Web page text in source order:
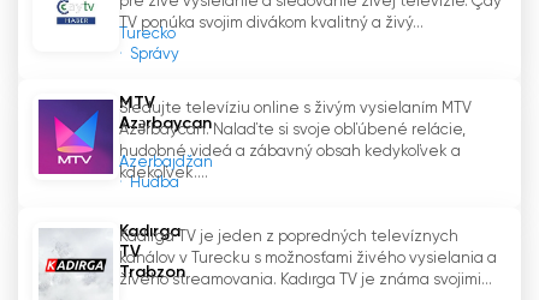
Záverom možno povedať, že Slow Karadeniz
TV je hodnotný televízny kanál, ktorý ponúka
divákom jedinečnú atmosféru čiernomorskej
Milovníci čiernomorskej hudby a každý, kto sa
chce vydať na túto melancholickú cestu, môže
zažiť nezabudnuteľné chvíle so Slow Karadeniz
hudby.
Slow Karadeniz TV Sledujte živé
Turecko
Správy
TV ponúka svojim divákom kvalitný a živý...
MTV
Azərbaycan
Azerbajdžan
Hudba
Sledujte televíziu online s živým vysielaním MTV
Azərbaycan. Nalaďte si svoje obľúbené relácie,
hudobné videá a zábavný obsah kedykoľvek a
kdekoľvek....
Kadırga
TV
Trabzon
Kadırga TV je jeden z popredných televíznych
kanálov v Turecku s možnosťami živého vysielania a
živého streamovania. Kadırga TV je známa svojimi...